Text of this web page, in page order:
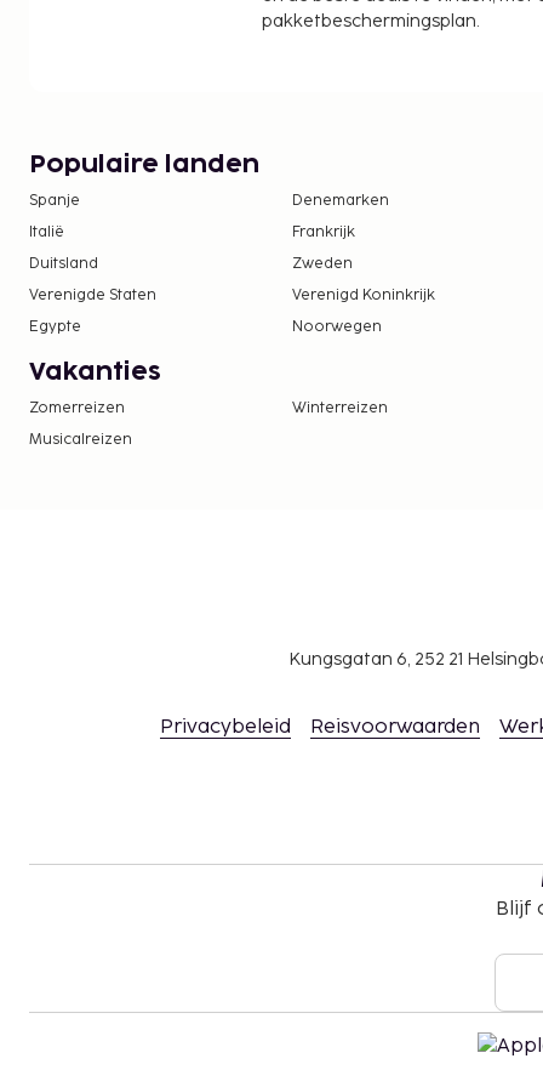
gesloten van 1 november tot 14 april.
doorgegeven.
In deze accommodatie zijn huisdieren en
pakketbeschermingsplan.
Populaire landen
Spanje Denemarken
Italië
Frankrijk
Duitsland
Zweden
Verenigde Staten
Verenigd Koninkrijk
Egypte
Noorwegen
Vakanties
Zomerreizen Winterreizen
Musicalreizen
Kungsgatan 6, 252 21
Privacybeleid Reisvoorwaarden
Blijf